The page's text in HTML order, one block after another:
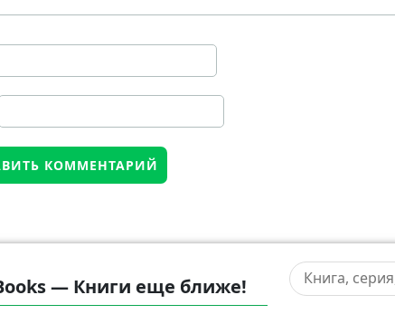
— Книги еще ближе!